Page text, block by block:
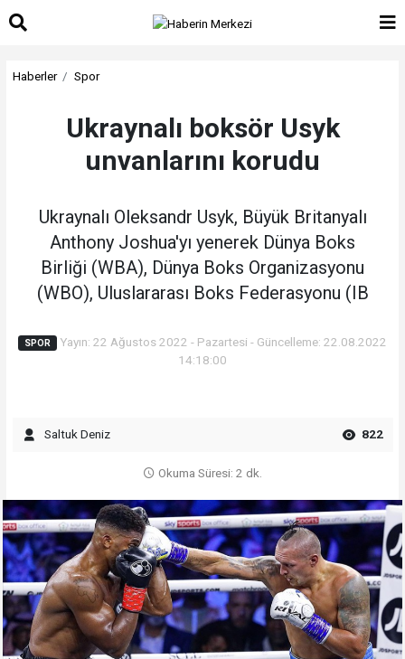
Haberler Spor
Ukraynalı boksör Usyk
unvanlarını korudu
Ukraynalı Oleksandr Usyk, Büyük Britanyalı
Anthony Joshua'yı yenerek Dünya Boks
Birliği (WBA), Dünya Boks Organizasyonu
(WBO), Uluslararası Boks Federasyonu (IB
SPOR
Yayın: 22 Ağustos 2022 - Pazartesi - Güncelleme: 22.08.2022
14:18:00
Saltuk Deniz 822
Okuma Süresi: 2 dk.